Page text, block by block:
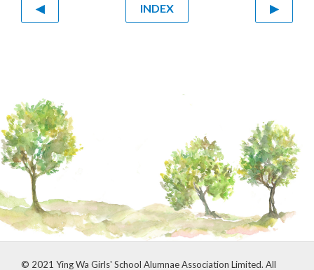
◀ INDEX ▶
© 2021 Ying Wa Girls' School Alumnae Association Limited. All